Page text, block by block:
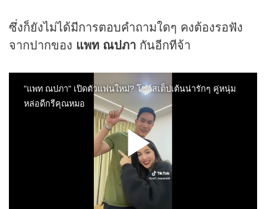
ซึ่งก็ยังไม่ได้มีการตอบคำถามใดๆ คงต้องรอฟัง
จากปากของ แพท ณปภา กันอีกทีจ้า